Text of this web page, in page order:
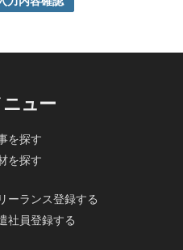
人の同意がある場合または法令
身の個人情報の開示等（利用目
、個人情報に関する弊社問合わせ
0031 東京都千代田区東神田二
ルアドレス: info@floboard.co.jp
受付時間 9:00～18:00 ※土・日曜
人情報における任意性について
情報のご提供は、ご本人の任意
ュー
を探す
を探す
ーランス登録する
社員登録する